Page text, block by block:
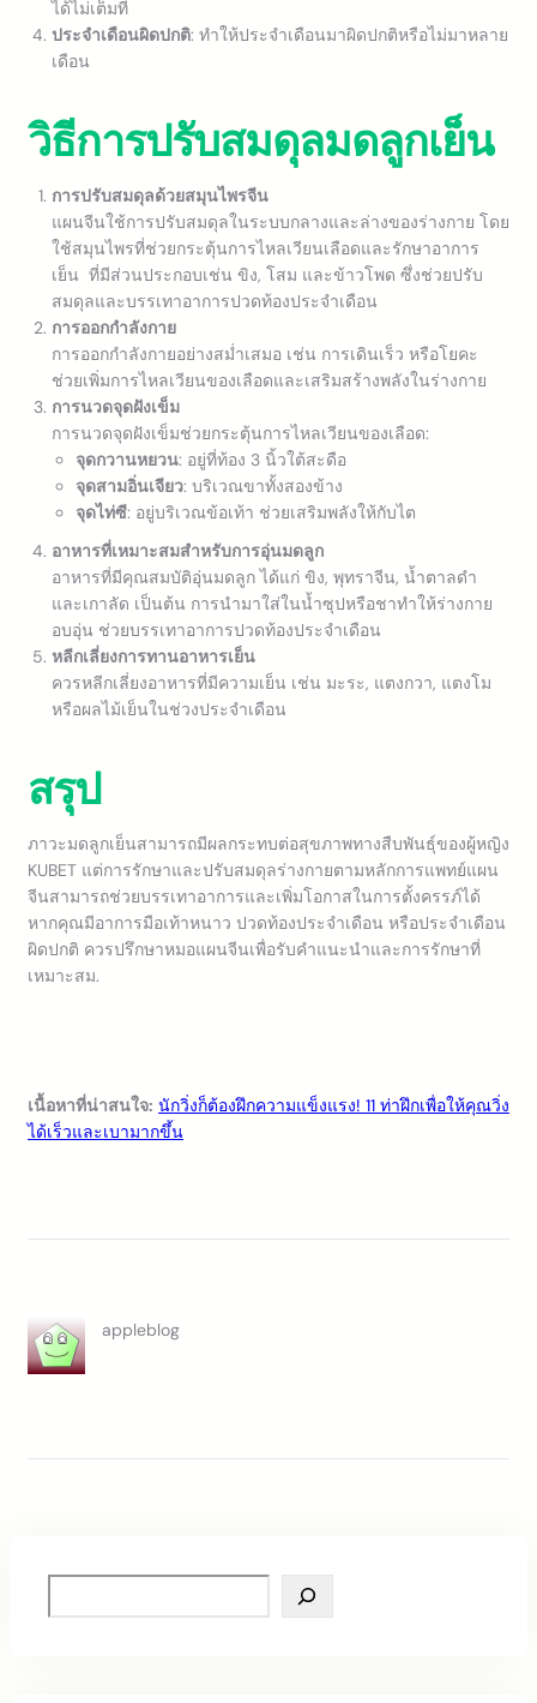
ได้ไม่เต็มที่
ประจำเดือนผิดปกติ: ทำให้ประจำเดือนมาผิดปกติหรือไม่มาหลาย
เดือน
วิธีการปรับสมดุลมดลูกเย็น
การปรับสมดุลด้วยสมุนไพรจีน
แผนจีนใช้การปรับสมดุลในระบบกลางและล่างของร่างกาย โดย
ใช้สมุนไพรที่ช่วยกระตุ้นการไหลเวียนเลือดและรักษาอาการ
เย็น ที่มีส่วนประกอบเช่น ขิง, โสม และข้าวโพด ซึ่งช่วยปรับ
สมดุลและบรรเทาอาการปวดท้องประจำเดือน
การออกกำลังกาย
การออกกำลังกายอย่างสม่ำเสมอ เช่น การเดินเร็ว หรือโยคะ
ช่วยเพิ่มการไหลเวียนของเลือดและเสริมสร้างพลังในร่างกาย
การนวดจุดฝังเข็ม
การนวดจุดฝังเข็มช่วยกระตุ้นการไหลเวียนของเลือด:
จุดกวานหยวน: อยู่ที่ท้อง 3 นิ้วใต้สะดือ
จุดสามอิ่นเจียว: บริเวณขาทั้งสองข้าง
จุดไท่ซี: อยู่บริเวณข้อเท้า ช่วยเสริมพลังให้กับไต
อาหารที่เหมาะสมสำหรับการอุ่นมดลูก
อาหารที่มีคุณสมบัติอุ่นมดลูก ได้แก่ ขิง, พุทราจีน, น้ำตาลดำ
และเกาลัด เป็นต้น การนำมาใส่ในน้ำซุปหรือชาทำให้ร่างกาย
อบอุ่น ช่วยบรรเทาอาการปวดท้องประจำเดือน
หลีกเลี่ยงการทานอาหารเย็น
ควรหลีกเลี่ยงอาหารที่มีความเย็น เช่น มะระ, แตงกวา, แตงโม
หรือผลไม้เย็นในช่วงประจำเดือน
สรุป
ภาวะมดลูกเย็นสามารถมีผลกระทบต่อสุขภาพทางสืบพันธุ์ของผู้หญิง
KUBET แต่การรักษาและปรับสมดุลร่างกายตามหลักการแพทย์แผน
จีนสามารถช่วยบรรเทาอาการและเพิ่มโอกาสในการตั้งครรภ์ได้
หากคุณมีอาการมือเท้าหนาว ปวดท้องประจำเดือน หรือประจำเดือน
ผิดปกติ ควรปรึกษาหมอแผนจีนเพื่อรับคำแนะนำและการรักษาที่
เหมาะสม.
เนื้อหาที่น่าสนใจ: นักวิ่งก็ต้องฝึกความแข็งแรง! 11 ท่าฝึกเพื่อให้คุณวิ่ง
ได้เร็วและเบามากขึ้น
appleblog
e